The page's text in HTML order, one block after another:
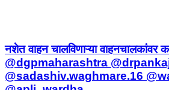
नशेत वाहन चालविणाऱ्या वाहनचालकांवर
@dgpmaharashtra
@sadashiv.waghmare.16